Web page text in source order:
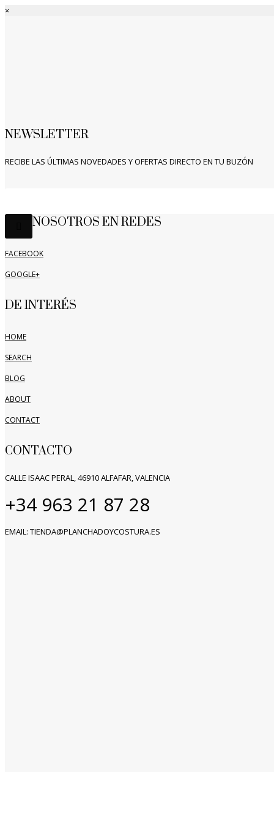
×
NEWSLETTER
RECIBE LAS ÚLTIMAS NOVEDADES Y OFERTAS DIRECTO EN TU BUZÓN
NOSOTROS EN REDES
FACEBOOK
GOOGLE+
DE INTERÉS
HOME
SEARCH
BLOG
ABOUT
CONTACT
CONTACTO
CALLE ISAAC PERAL, 46910 ALFAFAR, VALENCIA
+34 963 21 87 28
EMAIL: TIENDA@PLANCHADOYCOSTURA.ES